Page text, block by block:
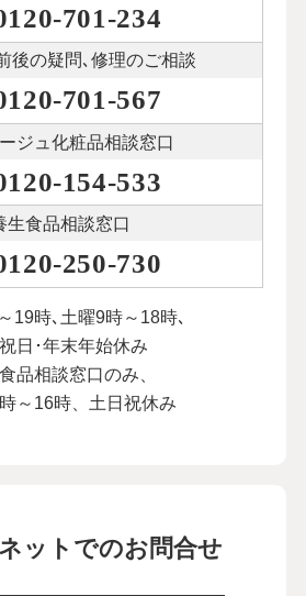
701-234
後の疑問､修理のご相談
701-567
ジュ化粧品相談窓口
154-533
生食品相談窓口
250-730
19時､土曜9時～18時､
日･年末年始休み
品相談窓口のみ、
～16時、土日祝休み
ットでのお問合せ